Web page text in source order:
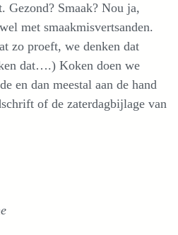
Gezond? Smaak? Nou ja,
met smaakmisvertsanden.
zo proeft, we denken dat
dat….) Koken doen we
en dan meestal aan de hand
of de zaterdagbijlage van